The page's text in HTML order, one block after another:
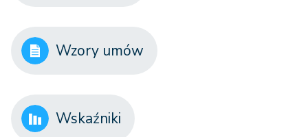
Wzory umów
Wskaźniki